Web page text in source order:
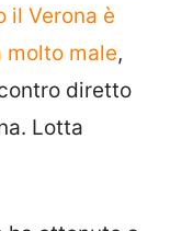
il Verona è
male,
diretto
Lotta